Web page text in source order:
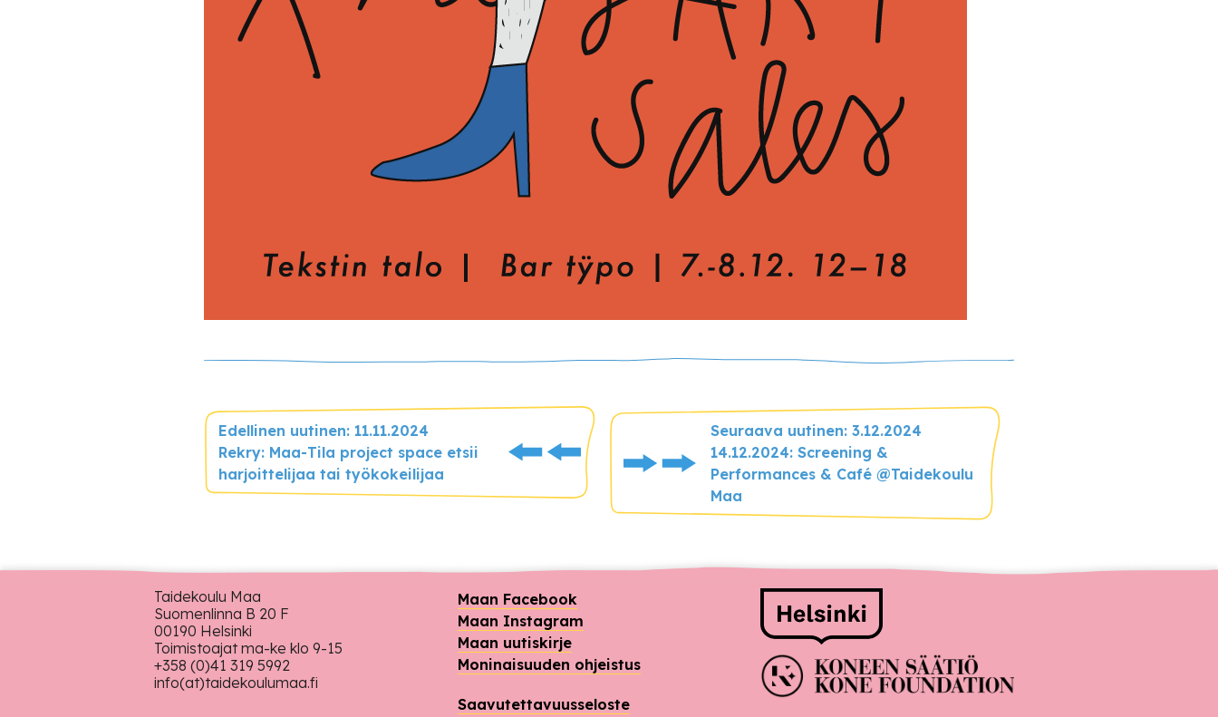
Edellinen uutinen: 11.11.2024
Rekry: Maa-Tila project space etsii
harjoittelijaa tai työkokeilijaa
Seuraava uutinen: 3.12.2024
14.12.2024: Screening &
Performances & Café @Taidekoulu
Maa
Taidekoulu Maa
Suomenlinna B 20 F
00190 Helsinki
Toimistoajat ma-ke klo 9-15
+358 (0)41 319 5992
info(at)taidekoulumaa.fi
Maan Facebook
Maan Instagram
Maan uutiskirje
Moninaisuuden ohjeistus
Saavutettavuusseloste
Rahoittajat